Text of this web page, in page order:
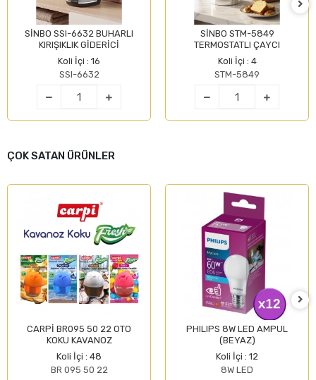
SİNBO SSI-6632 BUHARLI
KIRIŞIKLIK GİDERİCİ
Koli İçi : 16
SSI-6632
SİNBO STM-5849
TERMOSTATLI ÇAYCI
Koli İçi : 4
STM-5849
ÇOK SATAN ÜRÜNLER
CARPİ BR095 50 22 OTO
KOKU KAVANOZ
Koli İçi : 48
BR 095 50 22
PHILIPS 8W LED AMPUL
(BEYAZ)
Koli İçi : 12
8W LED